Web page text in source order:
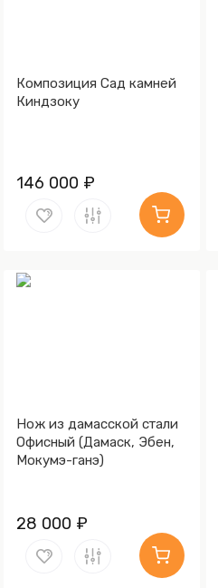
Композиция Сад камней
Киндзоку
146 000 ₽
Нож из дамасской стали
Офисный (Дамаск, Эбен,
Мокумэ-ганэ)
28 000 ₽